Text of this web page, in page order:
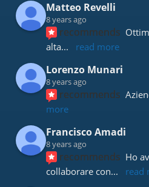
Matteo Revelli
8 years ago
recommends
alta... read more
Lorenzo Munari
8 years ago
recommends
more
Francisco Amadi
8 years ago
recommends Ho
collaborare con... read